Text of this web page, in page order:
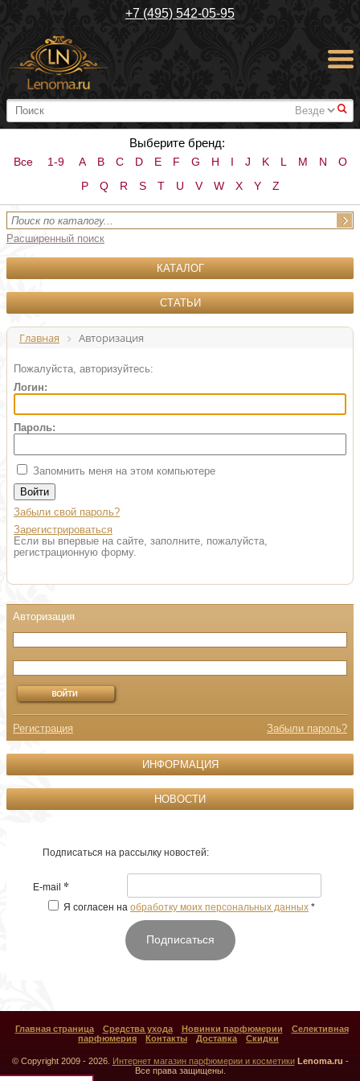
+7 (495) 542-05-95
#
Выберите бренд:
Все 1-9 A B C D E F G H I J K L M N
O
P
Q R S T U V W X Y Z
Расширенный поиск
КАТАЛОГ
СТАТЬИ
Главная Авторизация
Пожалуйста, авторизуйтесь:
Логин:
Пароль:
Запомнить меня на этом компьютере
Забыли свой пароль?
Зарегистрироваться
Если вы впервые на сайте, заполните, пожалуйста,
регистрационную форму.
Регистрация Забыли пароль?
ИНФОРМАЦИЯ
НОВОСТИ
Подписаться на рассылку новостей:
E-mail *
Я согласен на обработку моих персональных данных *
Подписаться
Главная страница Средства ухода Новинки парфюмерии
Селективная
парфюмерия
Контакты Доставка Скидки
© Copyright 2009 - 2026. Интернет магазин парфюмерии и косметики Lenoma.ru -
Все права защищены.